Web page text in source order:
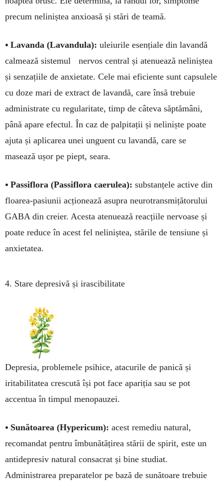
precum neliniștea anxioasă și stări de teamă.
• Lavanda (Lavandula): uleiurile esențiale din lavandă
calmează sistemul nervos cen­tral și atenuează neliniștea
și sen­zațiile de anxietate. Cele mai efi­ciente sunt capsu­lele
cu doze mari de extract de lavandă, care însă trebuie
administrate cu regu­laritate, timp de câteva săptămâni,
până apare efec­tul. În caz de palpitații și ne­liniște poate
ajuta și apli­carea unei unguent cu la­vandă, care se
masează ușor pe piept, seara.
• Passiflora (Pa­ssi­flora caerulea): substan­țele active din
floarea-pa­siunii acționează asu­pra neurotransmiță­to­rului
GABA din creier. Acesta atenuează re­acțiile nervoase și
poa­te reduce în acest fel neliniștea, stările de tensiune și
anxietatea.
4. Stare de­pre­sivă și irascibilitate
Depresia, problemele psihice, atacurile de panică și
iritabilitatea crescută își pot face apariția sau se pot
accentua în timpul menopauzei.
• Sunătoarea (Hypericum): acest remediu natural,
recomandat pentru îmbunătățirea stării de spirit, este un
antidepresiv natural consacrat și bine stu­diat.
Administrarea preparatelor pe bază de su­nă­toare trebuie